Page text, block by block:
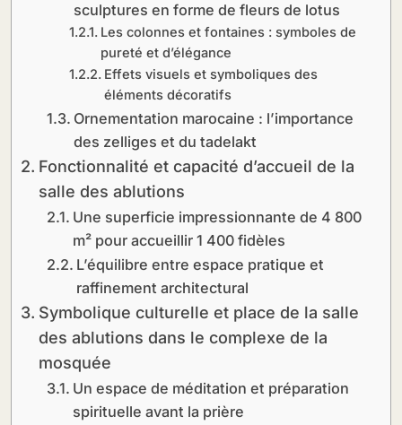
sculptures en forme de fleurs de lotus
Les colonnes et fontaines : symboles de
pureté et d’élégance
Effets visuels et symboliques des
éléments décoratifs
Ornementation marocaine : l’importance
des zelliges et du tadelakt
Fonctionnalité et capacité d’accueil de la
salle des ablutions
Une superficie impressionnante de 4 800
m² pour accueillir 1 400 fidèles
L’équilibre entre espace pratique et
raffinement architectural
Symbolique culturelle et place de la salle
des ablutions dans le complexe de la
mosquée
Un espace de méditation et préparation
spirituelle avant la prière